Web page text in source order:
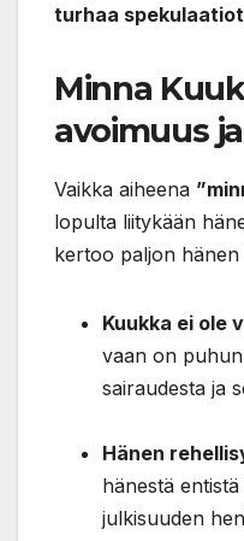
turhaa
Minna
avoimuus
Vaikka aiheena
lopulta liitykään
kertoo paljon hänen
Kuukka ei ole
vaan on
sairaudesta ja
Hänen
hänestä
julkisuuden